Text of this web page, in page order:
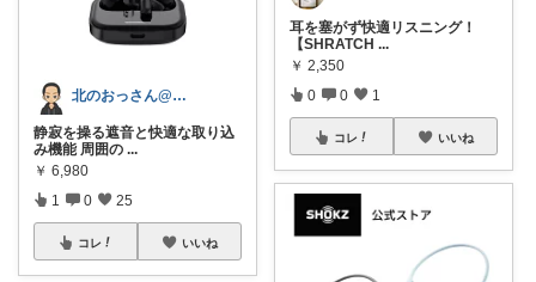
北のおっさん@ガジェット好き
静寂を操る遮音と快適な取り込
み機能 周囲の ...
￥ 6,980
1 0 25
コレ いいね
耳を塞がず快適リスニング！
【SHRATCH ...
￥ 2,350
0 0 1
コレ いいね